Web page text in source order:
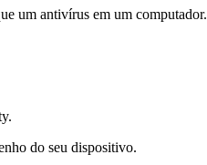
um antivírus em um computador.
do seu dispositivo.